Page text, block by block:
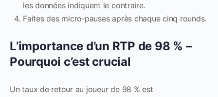
les données indiquent le contraire.
Faites des micro‑pauses après chaque cinq rounds.
L’importance d’un RTP de 98 % –
Pourquoi c’est crucial
Un taux de retour au joueur de 98 % est